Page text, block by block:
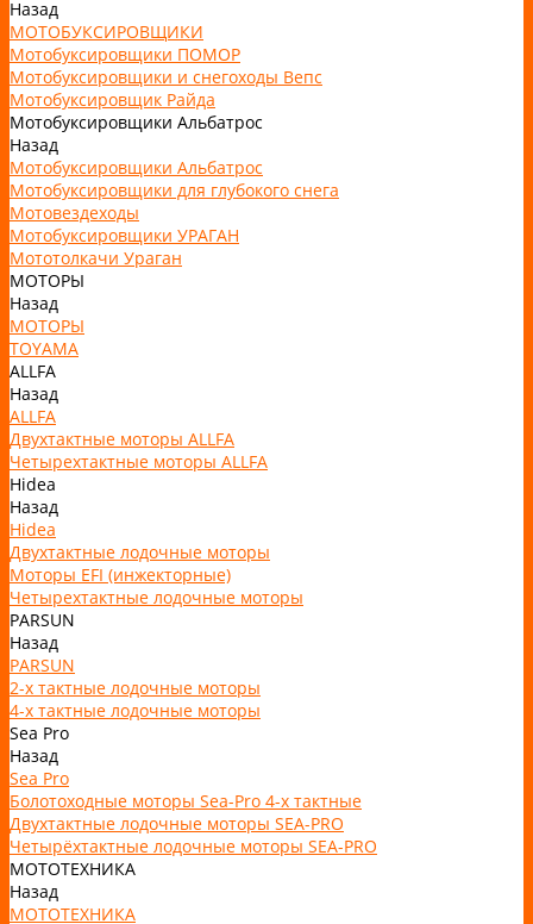
Назад
МОТОБУКСИРОВЩИКИ
Мотобуксировщики ПОМОР
Мотобуксировщики и снегоходы Вепс
Мотобуксировщик Райда
Мотобуксировщики Альбатрос
Назад
Мотобуксировщики Альбатрос
Мотобуксировщики для глубокого снега
Мотовездеходы
Мотобуксировщики УРАГАН
Мототолкачи Ураган
МОТОРЫ
Назад
МОТОРЫ
TOYAMA
ALLFA
Назад
ALLFA
Двухтактные моторы ALLFA
Четырехтактные моторы ALLFA
Hidea
Назад
Hidea
Двухтактные лодочные моторы
Моторы EFI (инжекторные)
Четырехтактные лодочные моторы
PARSUN
Назад
PARSUN
2-х тактные лодочные моторы
4-х тактные лодочные моторы
Sea Pro
Назад
Sea Pro
Болотоходные моторы Sea-Pro 4-х тактные
Двухтактные лодочные моторы SEA-PRO
Четырёхтактные лодочные моторы SEA-PRO
МОТОТЕХНИКА
Назад
МОТОТЕХНИКА